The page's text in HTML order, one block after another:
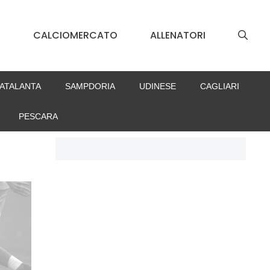
CALCIOMERCATO ALLENATORI
SAMPDORIA UDINESE CAGLIARI
PESCARA